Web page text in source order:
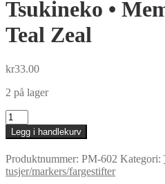
Tsukineko •
Teal Zeal
kr33.00
2 på lager
Tsukineko
•
Memento
Marker
Teal
Zeal
Legg i handlekurv
Produktnummer: PM-602 Kategori:
tusjer/markers/fargestifter